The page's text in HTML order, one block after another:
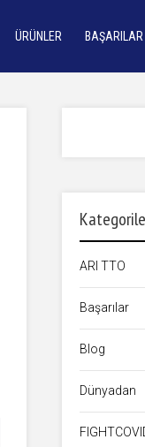
ÜRÜNLER BAŞARILAR
ARI TTO
Başarılar
Blog
Dünyadan